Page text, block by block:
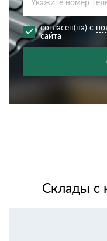
согласен(на) с
сайта
Склады с